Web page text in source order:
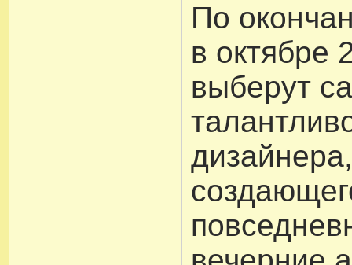
По
в октябре
выберут